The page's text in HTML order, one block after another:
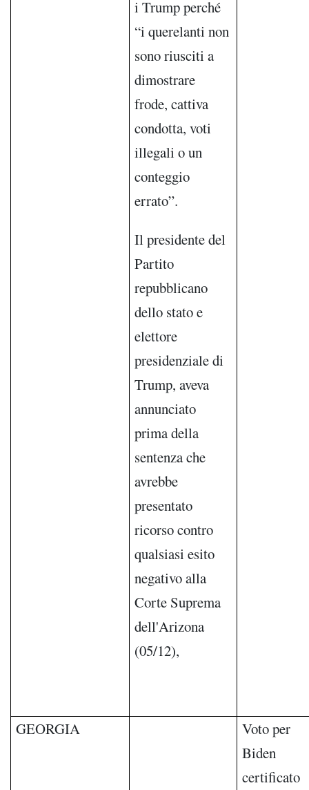
i Trump perché
“i querelanti non
sono riusciti a
dimostrare
frode, cattiva
condotta, voti
illegali o un
conteggio
errato”.
Il presidente del
Partito
repubblicano
dello stato e
elettore
presidenziale di
Trump, aveva
annunciato
prima della
sentenza che
avrebbe
presentato
ricorso contro
qualsiasi esito
negativo alla
Corte Suprema
dell'Arizona
(05/12),
GEORGIA
Voto per
Biden
certificato